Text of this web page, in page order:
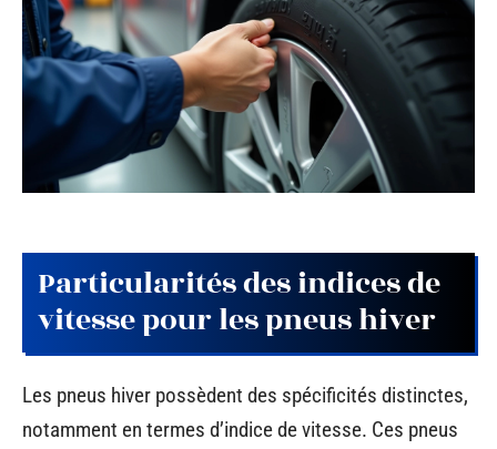
Particularités des indices de
vitesse pour les pneus hiver
Les pneus hiver possèdent des spécificités distinctes,
notamment en termes d’indice de vitesse. Ces pneus